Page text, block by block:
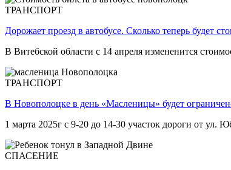
ТРАНСПОРТ
Дорожает проезд в автобусе. Сколько теперь будет
В Витебской области с 14 апреля измененится
ТРАНСПОРТ
В Новополоцке в день «Масленицы» будет
1 марта 2025г с 9-20 до 14-30 участок дороги от ул.
СПАСЕНИЕ